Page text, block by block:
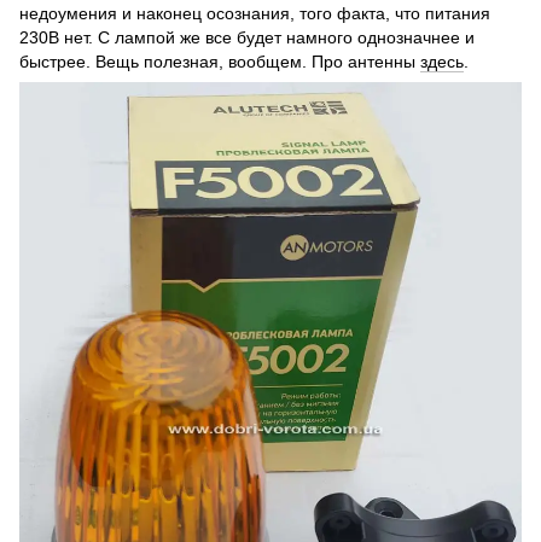
недоумения и наконец осознания, того факта, что питания
230В нет. С лампой же все будет намного однозначнее и
быстрее. Вещь полезная, вообщем. Про антенны здесь